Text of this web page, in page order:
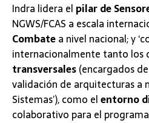
Indra lidera el pilar de
NGWS/FCAS a escala
Combatea nivel nacional; y
internacionalmente tanto los
transversales(encargados
validación de arquitecturas a
Sistemas’), como elentorno
colaborativo para el